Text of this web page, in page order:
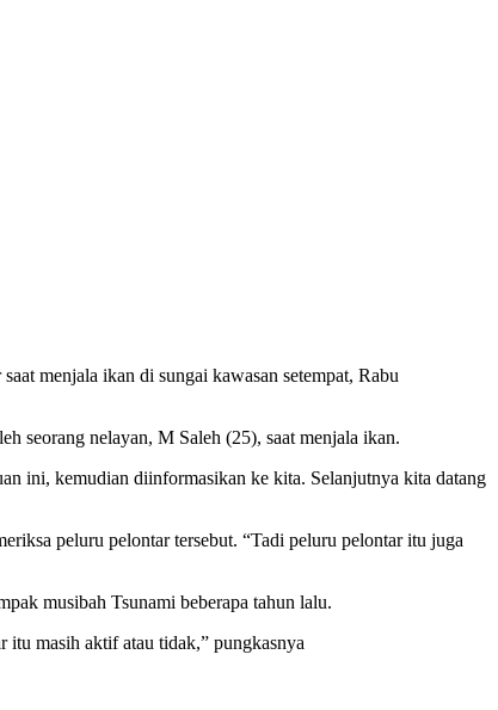
menjala ikan di sungai kawasan setempat, Rabu
seorang nelayan, M Saleh (25), saat menjala ikan.
ini, kemudian diinformasikan ke kita. Selanjutnya kita datang
peluru pelontar tersebut. “Tadi peluru pelontar itu juga
musibah Tsunami beberapa tahun lalu.
itu masih aktif atau tidak,” pungkasnya